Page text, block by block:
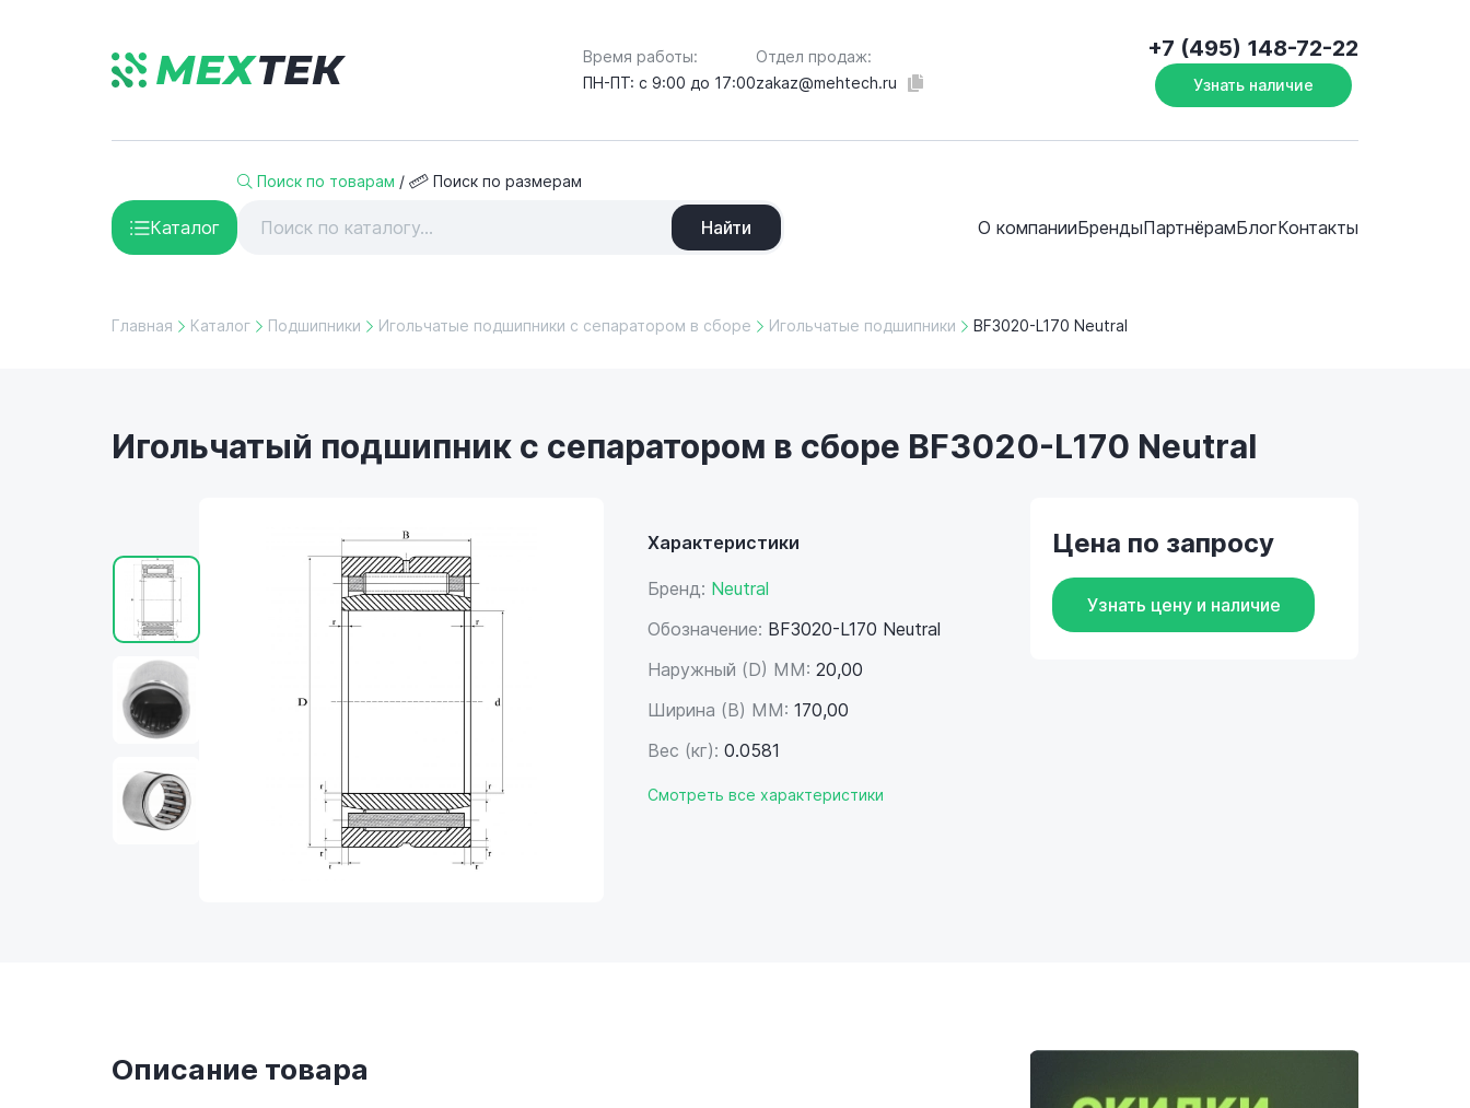
Время работы:
ПН-ПТ: с 9:00 до 17:00
Отдел продаж:
zakaz@mehtech.ru
+7 (495) 148-72-22
Узнать наличие
Каталог
Поиск по товарам / Поиск по размерам
Найти О компанииБрендыПартнёрамБлогКонтакты
Главная Каталог Подшипники Игольчатые подшипники с сепаратором в сборе Игольчатые подшипники BF3020-L170 Neutral
Игольчатый подшипник с сепаратором в сборе BF3020-L170 Neutral
Характеристики
Бренд: Neutral
Обозначение: BF3020-L170 Neutral
Наружный (D) ММ: 20,00
Ширина (B) MM: 170,00
Вес (кг): 0.0581
Смотреть все характеристики
Цена по запросу
Узнать цену и наличие
Описание товара